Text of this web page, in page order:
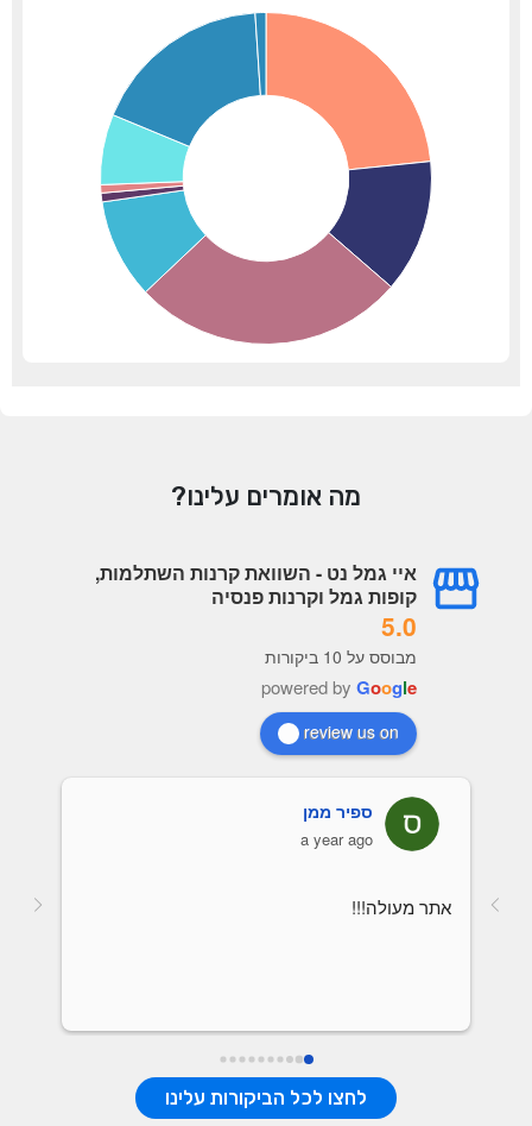
מה אומרים עלינו?
איי גמל נט - השוואת קרנות השתלמות,
קופות גמל וקרנות פנסיה
5.0
מבוסס על 10 ביקורות
powered by Google
review us on
ספיר ממן
a year ago
אתר מעולה!!!
לחצו לכל הביקורות עלינו